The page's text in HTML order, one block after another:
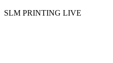
SLM PRINTING LIVE